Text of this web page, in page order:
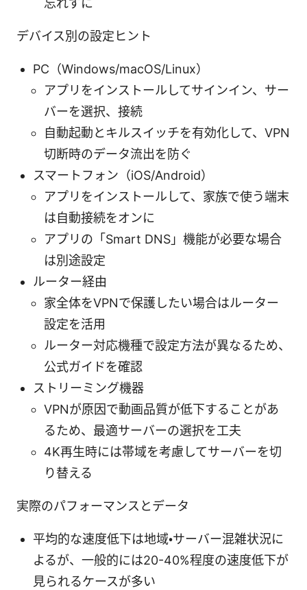
忘れずに
デバイス別の設定ヒント
PC（Windows/macOS/Linux）
アプリをインストールしてサインイン、サー
バーを選択、接続
自動起動とキルスイッチを有効化して、VPN
切断時のデータ流出を防ぐ
スマートフォン（iOS/Android）
アプリをインストールして、家族で使う端末
は自動接続をオンに
アプリの「Smart DNS」機能が必要な場合
は別途設定
ルーター経由
家全体をVPNで保護したい場合はルーター
設定を活用
ルーター対応機種で設定方法が異なるため、
公式ガイドを確認
ストリーミング機器
VPNが原因で動画品質が低下することがあ
るため、最適サーバーの選択を工夫
4K再生時には帯域を考慮してサーバーを切
り替える
実際のパフォーマンスとデータ
平均的な速度低下は地域・サーバー混雑状況に
よるが、一般的には20-40%程度の速度低下が
見られるケースが多い